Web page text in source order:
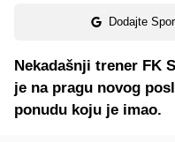
Dodajte
Nekadašnji trener FK
je na pragu novog
ponudu koju je imao.